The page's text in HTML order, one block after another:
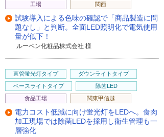
工場
関西
試験導入による色味の確認で「商品製造に問
題なし」と判断。全面LED照明化で電気使用
量が低下！
ルーベン化粧品株式会社 様
直管蛍光灯タイプ
ダウンライトタイプ
ベースライトタイプ
除菌LED
食品工場
関東甲信越
電力コスト低減に向け蛍光灯をLEDへ。食肉
加工現場では除菌LEDを採用し衛生管理も一
層強化